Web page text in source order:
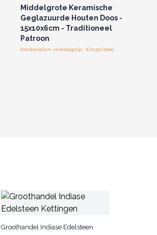
Middelgrote Keramische
Geglazuurde Houten Doos -
15x10x6cm - Traditioneel
Patroon
Aanbevolen verkoopprijs : €11.50/doos
Groothandel Indiase Edelsteen